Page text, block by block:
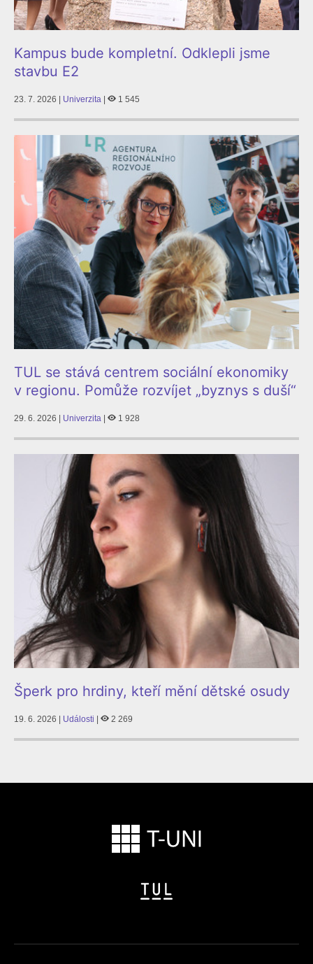
Kampus bude kompletní. Odklepli jsme
stavbu E2
23. 7. 2026 | Univerzita | 1 545
TUL se stává centrem sociální ekonomiky
v regionu. Pomůže rozvíjet „byznys s duší“
29. 6. 2026 | Univerzita | 1 928
Šperk pro hrdiny, kteří mění dětské osudy
19. 6. 2026 | Události | 2 269